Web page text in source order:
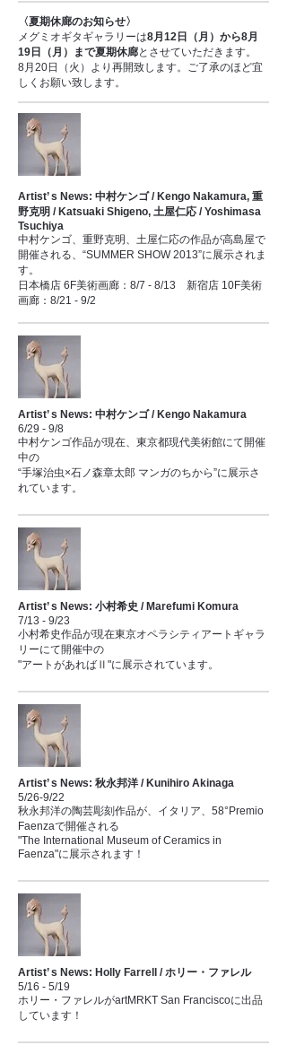
〈夏期休廊のお知らせ〉
メグミオギタギャラリーは8月12日（月）から8月
19日（月）まで夏期休廊とさせていただきます。
8月20日（火）より再開致します。ご了承のほど宜
しくお願い致します。
Artist’ s News: 中村ケンゴ / Kengo Nakamura, 重
野克明 / Katsuaki Shigeno, 土屋仁応 / Yoshimasa
Tsuchiya
中村ケンゴ、重野克明、土屋仁応の作品が高島屋で
開催される、“SUMMER SHOW 2013”に展示されま
す。
日本橋店 6F美術画廊：8/7 - 8/13 新宿店 10F美術
画廊：8/21 - 9/2
Artist’ s News: 中村ケンゴ / Kengo Nakamura
6/29 - 9/8
中村ケンゴ作品が現在、東京都現代美術館にて開催
中の
“手塚治虫×石ノ森章太郎 マンガのちから”に展示さ
れています。
Artist’ s News: 小村希史 / Marefumi Komura
7/13 - 9/23
小村希史作品が現在東京オペラシティアートギャラ
リーにて開催中の
"アートがあればⅡ"に展示されています。
Artist’ s News: 秋永邦洋 / Kunihiro Akinaga
5/26-9/22
秋永邦洋の陶芸彫刻作品が、イタリア、58°Premio
Faenzaで開催される
"The International Museum of Ceramics in
Faenza"に展示されます！
Artist’ s News: Holly Farrell / ホリー・ファレル
5/16 - 5/19
ホリー・ファレルがartMRKT San Franciscoに出品
しています！